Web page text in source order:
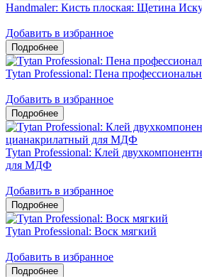
Handmaler: Кисть плоская: Щетина
Добавить в избранное
Tytan Professional: Пена
Добавить в избранное
Tytan Professional: Клей
для МДФ
Добавить в избранное
Tytan Professional: Воск мягкий
Добавить в избранное